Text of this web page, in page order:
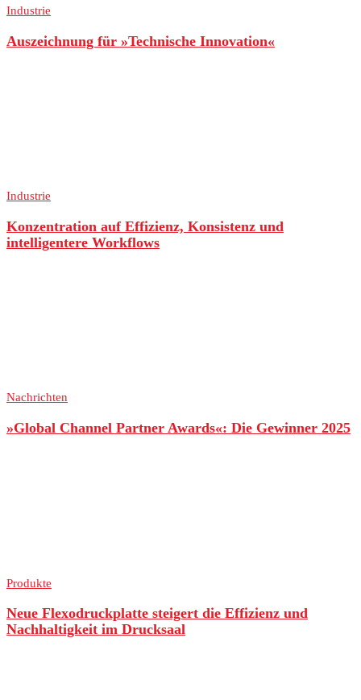
Industrie
Auszeichnung für »Technische Innovation«
Industrie
Konzentration auf Effizienz, Konsistenz und
intelligentere Workflows
Nachrichten
»Global Channel Partner Awards«: Die Gewinner 2025
Produkte
Neue Flexodruckplatte steigert die Effizienz und
Nachhaltigkeit im Drucksaal